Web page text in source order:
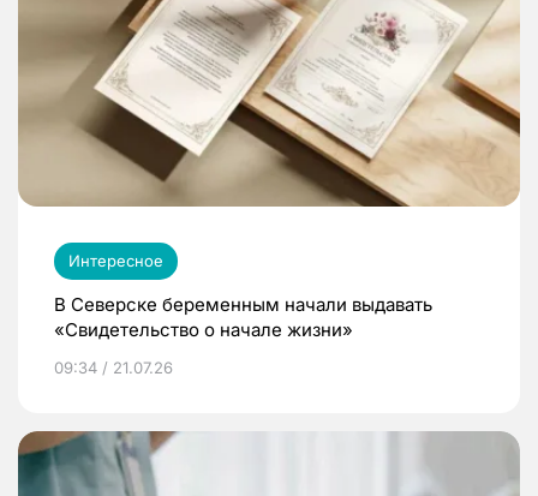
Интересное
В Северске беременным начали выдавать
«Свидетельство о начале жизни»
09:34 / 21.07.26